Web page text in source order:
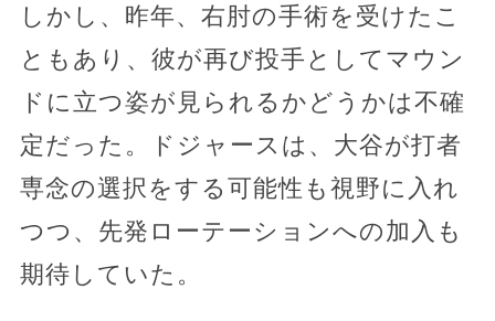
しかし、昨年、右肘の手術を受けたこ
ともあり、彼が再び投手としてマウン
ドに立つ姿が見られるかどうかは不確
定だった。ドジャースは、大谷が打者
専念の選択をする可能性も視野に入れ
つつ、先発ローテーションへの加入も
期待していた。